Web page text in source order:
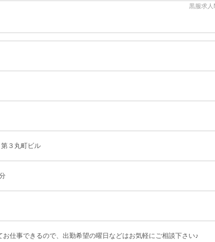
黒服求
３丸町ビル
お仕事できるので、出勤希望の曜日などはお気軽にご相談下さい♪